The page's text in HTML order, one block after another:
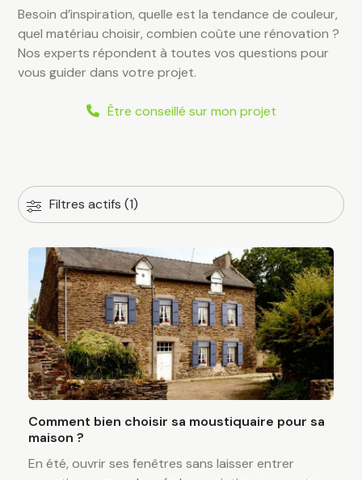
Besoin d’inspiration, quelle est la tendance de couleur,
quel matériau choisir, combien coûte une rénovation ?
Nos experts répondent à toutes vos questions pour
vous guider dans votre projet.
Être conseillé sur mon projet
Filtres actifs (1)
Comment bien choisir sa moustiquaire pour sa
maison ?
En été, ouvrir ses fenêtres sans laisser entrer